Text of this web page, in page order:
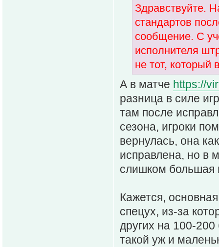
Здравствуйте.
стандартов
сообщение. С
исполнителя
не тот,
А в матче https://
разница в силе
там после
сезона, игроки
вернулась, она
исправлена, но в
слишком большая
Кажется,
спецух, из-за
других на 100-200
такой уж и